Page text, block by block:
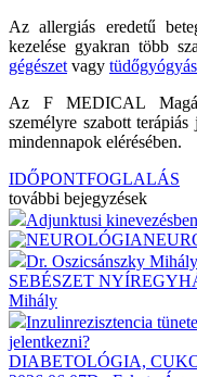
Az allergiás eredetű
kezelése gyakran több
gégészet vagy
Az F MEDICAL
személyre szabott
mindennapok elérésében.
IDŐPONTFOGLALÁS
további bejegyzések
Adjunktusi
Dr. Oszicsánszky
SEBÉSZET
Mihály
Inzulinrezisztencia
jelentkezni?
DIABETOLÓGIA,